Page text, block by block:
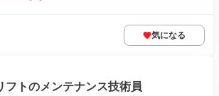
気になる
フトのメンテナンス技術員